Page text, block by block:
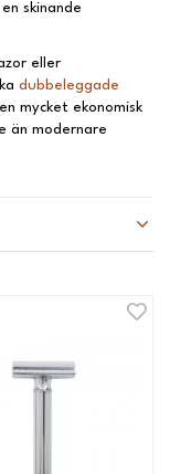
skinande
eller
dubbeleggade
mycket ekonomisk
än modernare